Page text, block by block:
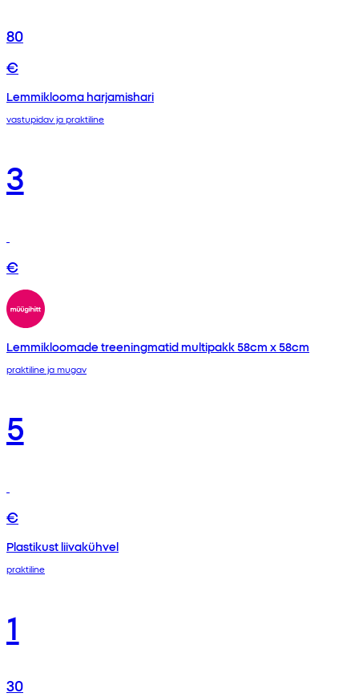
80
€
Lemmiklooma harjamishari
vastupidav ja praktiline
3
€
Lemmikloomade treeningmatid multipakk 58cm x 58cm
praktiline ja mugav
5
€
Plastikust liivakühvel
praktiline
1
30